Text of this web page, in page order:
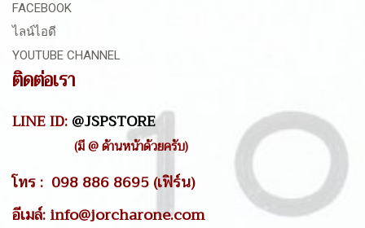
FACEBOOK
ไลน์ไอดี
YOUTUBE CHANNEL
ติดต่อเรา
LINE ID:@JSPSTORE
(มี @ ด้านหน้าด้วยครับ)
โทร : 098 886 8695 (เฟิร์น)
อีเมล์: info@jorcharone.com